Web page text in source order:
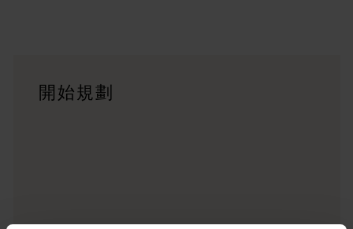
<p>準備好探索西澳州了嗎？瀏覽一下這些位於西澳州各地的
開始規劃